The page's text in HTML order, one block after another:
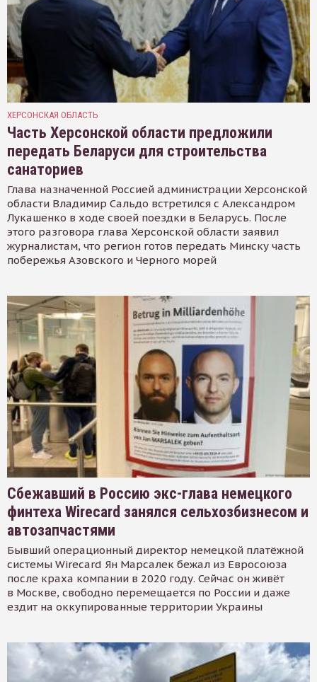
ХЕРСОНСКАЯ ОБЛАСТЬ
Часть Херсонской области предложили
передать Беларуси для строительства
санаториев
Глава назначенной Россией администрации Херсонской
области Владимир Сальдо встретился с Александром
Лукашенко в ходе своей поездки в Беларусь. После
этого разговора глава Херсонской области заявил
журналистам, что регион готов передать Минску часть
побережья Азовского и Черного морей
Сбежавший в Россию экс-глава немецкого
финтеха Wirecard занялся сельхозбизнесом и
автозапчастями
Бывший операционный директор немецкой платёжной
системы Wirecard Ян Марсалек бежал из Евросоюза
после краха компании в 2020 году. Сейчас он живёт
в Москве, свободно перемещается по России и даже
ездит на оккупированные территории Украины